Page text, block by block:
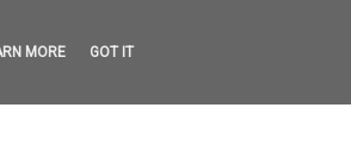
MORE GOT IT